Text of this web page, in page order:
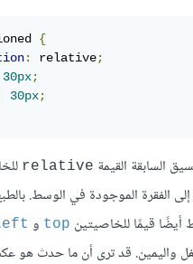
{
: relative;
30px;
30px;
السابقة القيمة relative
إلى الفقرة الموجودة في الوسط.
أيضًا قيمًا للخاصيتين top و
واليمين. قد ترى أن ما حدث هو